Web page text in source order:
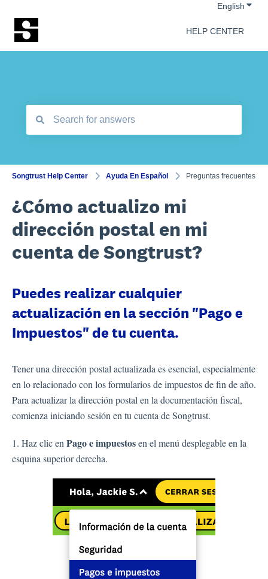
English
HELP CENTER
Songtrust Help Center Ayuda En Español Preguntas frecuentes
¿Cómo actualizo mi
dirección postal en mi
cuenta de Songtrust?
Puedes realizar cualquier
actualización en la sección "Pago e
Impuestos" de tu cuenta.
Tener una dirección postal actualizada es esencial, especialmente
en lo relacionado con los formularios de impuestos de fin de año.
Para actualizar la dirección postal en la documentación fiscal,
comienza iniciando sesión en tu cuenta de Songtrust.
1. Haz clic enPago e impuestosen el menú desplegable en la
esquina superior derecha.